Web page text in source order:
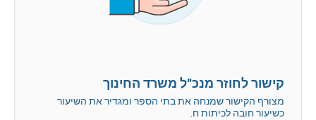
קישור לחוזר מנכ"ל משרד החינוך
מצורף הקישור שמנחה את בתי הספר ומגדיר את השיעור
כשיעור חובה לכיתות ח.